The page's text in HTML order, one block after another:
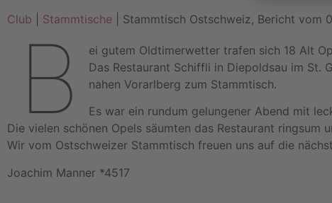
Club Stammtische | Stammtisch Ostschweiz, Bericht vom
B
ei gutem Oldtimerwetter trafen sich 18 Alt
Das Restaurant Schiffli in Diepoldsau im St.
nahen Vorarlberg zum Stammtisch.
Es war ein rundum gelungener Abend mit
Die vielen schönen Opels säumten das Restaurant ringsum
Wir vom Ostschweizer Stammtisch freuen uns auf die
Joachim Manner *4517